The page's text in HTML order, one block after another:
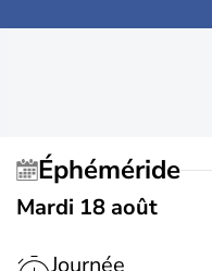
Éphéméride
Mardi 18 août
Journée